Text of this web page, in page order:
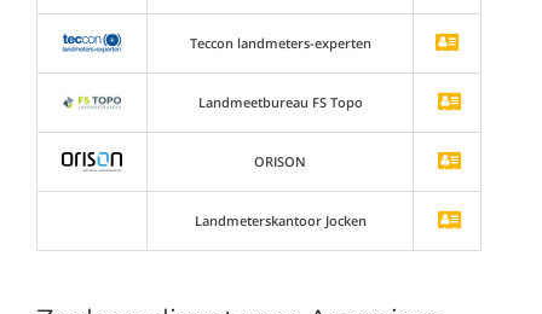
Teccon landmeters-experten
Landmeetbureau FS Topo
ORISON
Landmeterskantoor Jocken